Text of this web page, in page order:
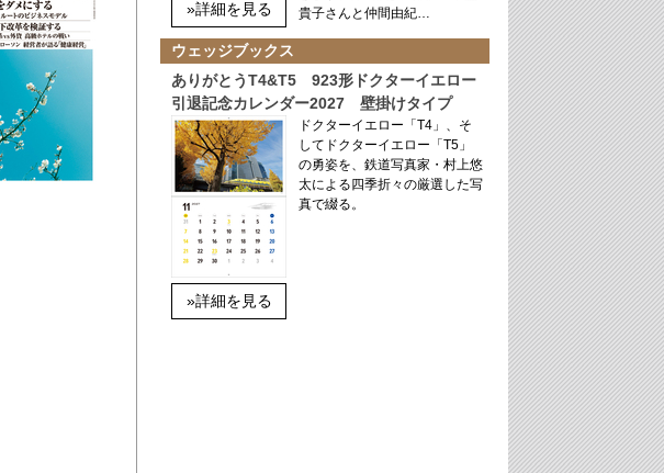
»詳細を見る
貴子さんと仲間由紀…
ウェッジブックス
ありがとうT4&T5 923形ドクターイエロー
引退記念カレンダー2027 壁掛けタイプ
»詳細を見る
ドクターイエロー「T4」、そ
してドクターイエロー「T5」
の勇姿を、鉄道写真家・村上悠
太による四季折々の厳選した写
真で綴る。